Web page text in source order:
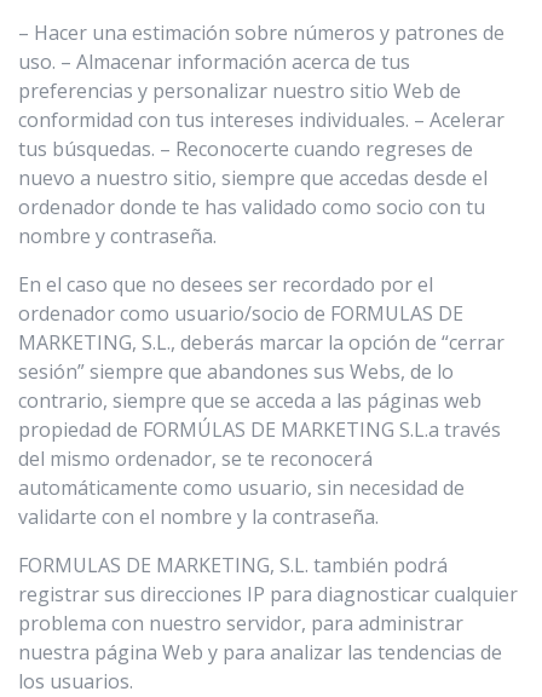
– Hacer una estimación sobre números y patrones de
uso. – Almacenar información acerca de tus
preferencias y personalizar nuestro sitio Web de
conformidad con tus intereses individuales. – Acelerar
tus búsquedas. – Reconocerte cuando regreses de
nuevo a nuestro sitio, siempre que accedas desde el
ordenador donde te has validado como socio con tu
nombre y contraseña.
En el caso que no desees ser recordado por el
ordenador como usuario/socio de FORMULAS DE
MARKETING, S.L., deberás marcar la opción de “cerrar
sesión” siempre que abandones sus Webs, de lo
contrario, siempre que se acceda a las páginas web
propiedad de FORMÚLAS DE MARKETING S.L.a través
del mismo ordenador, se te reconocerá
automáticamente como usuario, sin necesidad de
validarte con el nombre y la contraseña.
FORMULAS DE MARKETING, S.L. también podrá
registrar sus direcciones IP para diagnosticar cualquier
problema con nuestro servidor, para administrar
nuestra página Web y para analizar las tendencias de
los usuarios.